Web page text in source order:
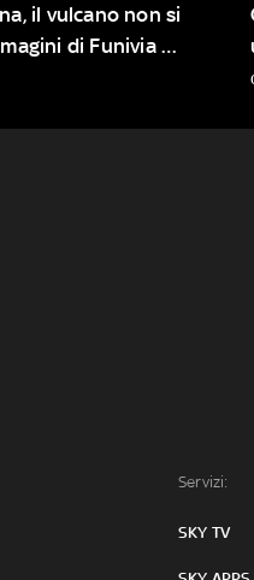
il vulcano non si
di Funivia
Servizi:
SKY TV